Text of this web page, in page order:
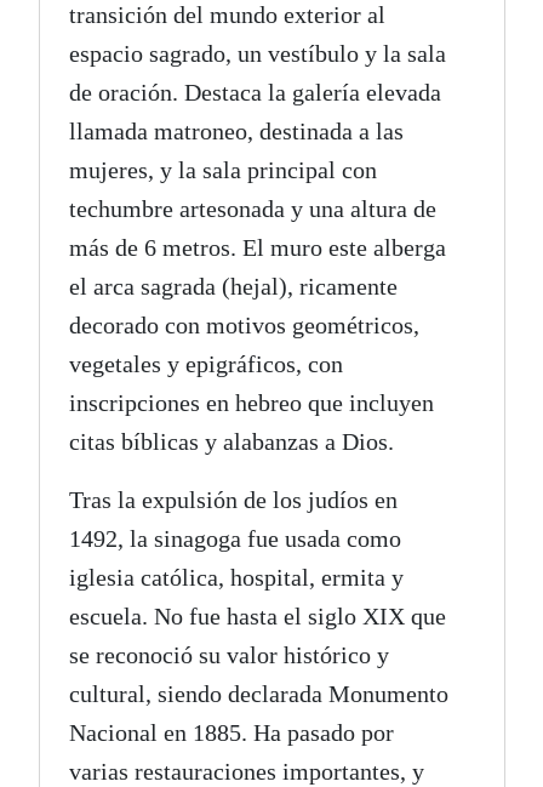
transición del mundo exterior al
espacio sagrado, un vestíbulo y la sala
de oración. Destaca la galería elevada
llamada matroneo, destinada a las
mujeres, y la sala principal con
techumbre artesonada y una altura de
más de 6 metros. El muro este alberga
el arca sagrada (hejal), ricamente
decorado con motivos geométricos,
vegetales y epigráficos, con
inscripciones en hebreo que incluyen
citas bíblicas y alabanzas a Dios.
Tras la expulsión de los judíos en
1492, la sinagoga fue usada como
iglesia católica, hospital, ermita y
escuela. No fue hasta el siglo XIX que
se reconoció su valor histórico y
cultural, siendo declarada Monumento
Nacional en 1885. Ha pasado por
varias restauraciones importantes, y